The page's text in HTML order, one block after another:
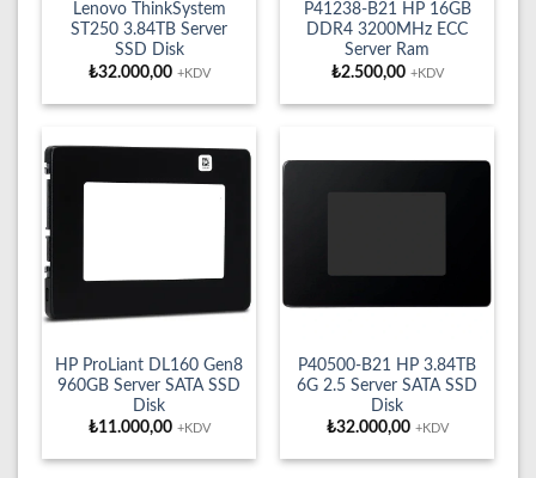
Lenovo ThinkSystem
ST250 3.84TB Server
SSD Disk
₺32.000,00 +KDV
P41238-B21 HP 16GB
DDR4 3200MHz ECC
Server Ram
₺2.500,00 +KDV
HP ProLiant DL160 Gen8
960GB Server SATA SSD
Disk
₺11.000,00 +KDV
P40500-B21 HP 3.84TB
6G 2.5 Server SATA SSD
Disk
₺32.000,00 +KDV